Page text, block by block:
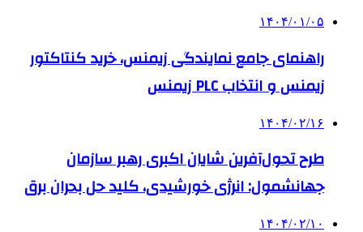
۱۴۰۴/۰۱/۰۵
راهنمای جامع نمایندگی زیمنس، خرید کنتاکتور
زیمنس و انتخاب PLC زیمنس
۱۴۰۴/۰۲/۱۶
طرح تحول‌آفرین شایان اکبری رهبر سازمان
جهانشمول: انرژی خورشیدی، کلید حل بحران برق
۱۴۰۴/۰۲/۱۰